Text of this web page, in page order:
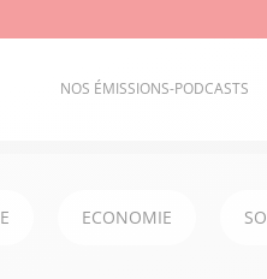
NOS ÉMISSIONS-PODCASTS
ECONOMIE